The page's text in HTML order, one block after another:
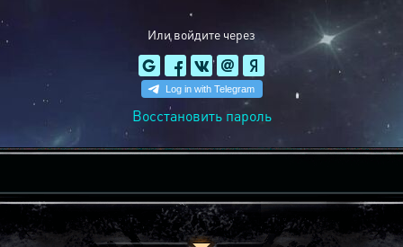
Или войдите через
Восстановить пароль